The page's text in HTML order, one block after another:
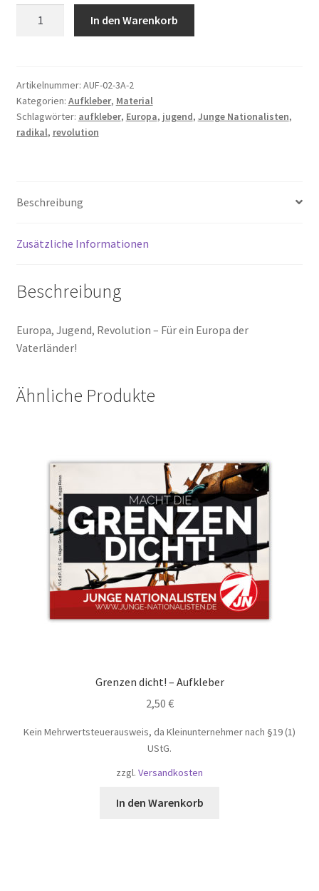
Aufkleber
(Rot)
Menge
In den Warenkorb
Artikelnummer: AUF-02-3A-2
Kategorien: Aufkleber, Material
Schlagwörter: aufkleber, Europa, jugend, Junge Nationalisten,
radikal, revolution
Beschreibung
Zusätzliche Informationen
Beschreibung
Europa, Jugend, Revolution – Für ein Europa der
Vaterländer!
Ähnliche Produkte
Grenzen dicht! – Aufkleber
2,50 €
Kein Mehrwertsteuerausweis, da Kleinunternehmer nach §19 (1)
UStG.
zzgl. Versandkosten
In den Warenkorb